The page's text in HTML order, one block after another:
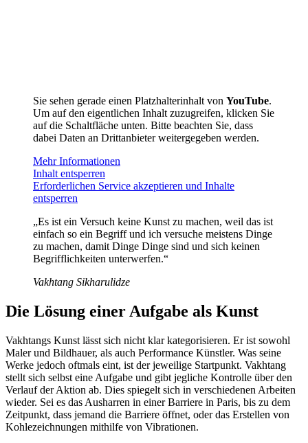
Sie sehen gerade einen Platzhalterinhalt von YouTube.
Um auf den eigentlichen Inhalt zuzugreifen, klicken Sie
auf die Schaltfläche unten. Bitte beachten Sie, dass
dabei Daten an Drittanbieter weitergegeben werden.
Mehr Informationen
Inhalt entsperren
Erforderlichen Service akzeptieren und Inhalte
entsperren
„Es ist ein Versuch keine Kunst zu machen, weil das ist
einfach so ein Begriff und ich versuche meistens Dinge
zu machen, damit Dinge Dinge sind und sich keinen
Begrifflichkeiten unterwerfen.“
Vakhtang Sikharulidze
Die Lösung einer Aufgabe als Kunst
Vakhtangs Kunst lässt sich nicht klar kategorisieren. Er ist sowohl
Maler und Bildhauer, als auch Performance Künstler. Was seine
Werke jedoch oftmals eint, ist der jeweilige Startpunkt. Vakhtang
stellt sich selbst eine Aufgabe und gibt jegliche Kontrolle über den
Verlauf der Aktion ab. Dies spiegelt sich in verschiedenen Arbeiten
wieder. Sei es das Ausharren in einer Barriere in Paris, bis zu dem
Zeitpunkt, dass jemand die Barriere öffnet, oder das Erstellen von
Kohlezeichnungen mithilfe von Vibrationen.